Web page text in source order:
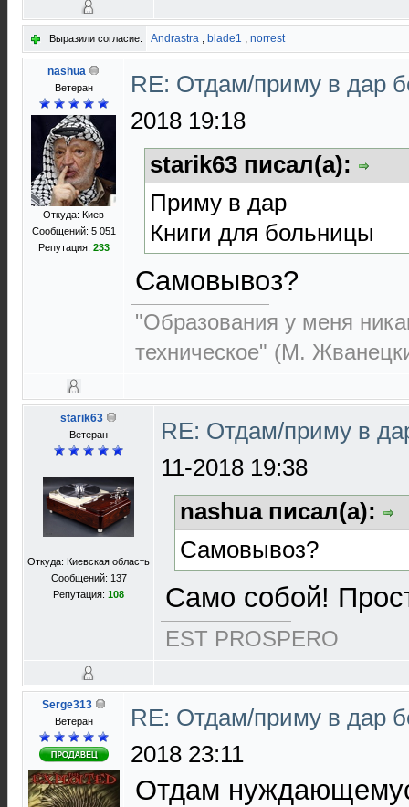
Выразили согласие: Andrastra , blade1 , norrest
nashua
Ветеран
Откуда: Киев
Сообщений: 5 051
Репутация: 233
RE: Отдам/приму в дар
2018 19:18
starik63 писал(а):
Приму в дар
Книги для больницы
Самовывоз?
"Образования у меня
техническое" (М.
starik63
Ветеран
Откуда: Киевская область
Сообщений: 137
Репутация: 108
RE: Отдам/приму в
11-2018 19:38
nashua писал(а):
Самовывоз?
Само собой!
EST PROSPERO
Serge313
Ветеран
RE: Отдам/приму в дар
2018 23:11
Отдам